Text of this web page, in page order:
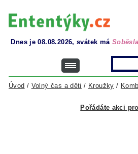
Dnes je 08.08.2026, svátek má
Úvod / Volný čas a děti / Kroužky /
Pořádáte akci